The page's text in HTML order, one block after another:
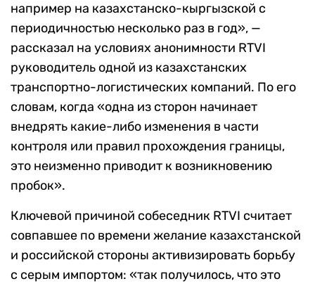
например на казахстанско-кыргызской с
периодичностью несколько раз в год», —
рассказал на условиях анонимности RTVI
руководитель одной из казахстанских
транспортно-логистических компаний. По его
словам, когда «одна из сторон начинает
внедрять какие-либо изменения в части
контроля или правил прохождения границы,
это неизменно приводит к возникновению
пробок».
Ключевой причиной собеседник RTVI считает
совпавшее по времени желание казахстанской
и российской стороны активизировать борьбу
с серым импортом: «так получилось, что это